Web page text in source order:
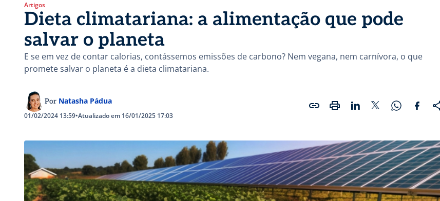
Artigos
Dieta climatariana: a alimentação que pode
salvar o planeta
E se em vez de contar calorias, contássemos emissões de carbono? Nem vegana, nem carnívora, o que
promete salvar o planeta é a dieta climatariana.
Por Natasha Pádua
01/02/2024 13:59•Atualizado em 16/01/2025 17:03